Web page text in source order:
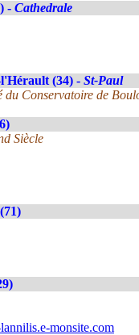
- Cathedrale
(34) - St-Paul
Conservatoire de
Siècle
monsite.com